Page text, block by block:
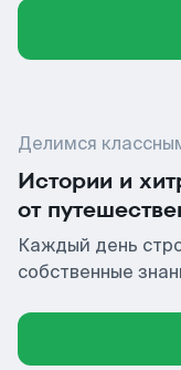
Делимся
Истории и
от
Каждый день
собственные